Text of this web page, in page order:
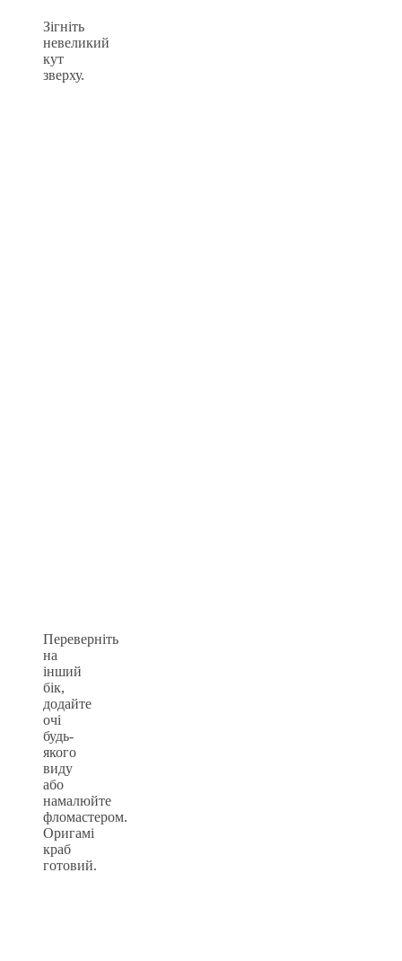
Зігніть
невеликий
кут
зверху.
Переверніть
на
інший
бік,
додайте
очі
будь-
якого
виду
або
намалюйте
фломастером.
Оригамі
краб
готовий.